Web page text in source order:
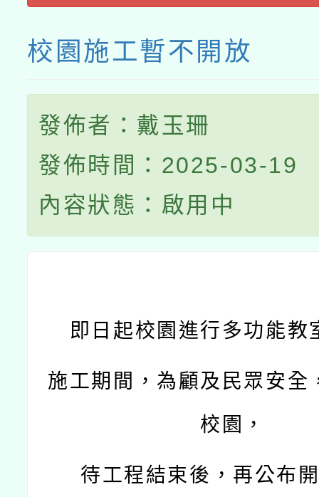
校園施工暫不開放
發佈者：戴玉珊
發佈時間：2025-03-19
內容狀態：啟用中
即日起校園進行多功能教
施工期間，為顧及民眾安全
校園，
待工程結束後， 再公布